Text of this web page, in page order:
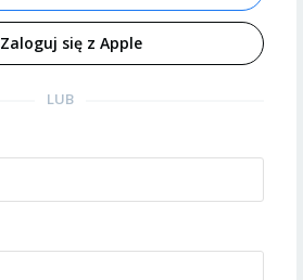
Zaloguj się z Apple
LUB